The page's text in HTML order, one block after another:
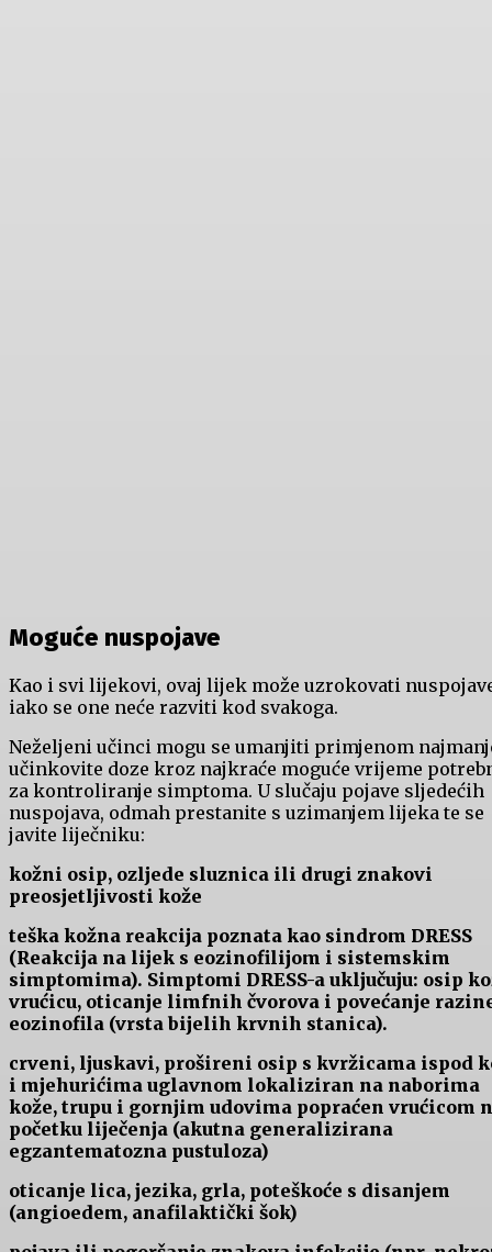
Moguće nuspojave
Kao i svi lijekovi, ovaj lijek može uzrokovati
iako se one neće razviti kod svakoga.
Neželjeni učinci mogu se umanjiti primjenom
učinkovite doze kroz najkraće moguće vrijeme
za kontroliranje simptoma. U slučaju pojave sljedećih
nuspojava, odmah prestanite s uzimanjem lijeka te se
javite liječniku:
kožni osip, ozljede sluznica ili drugi znakovi
preosjetljivosti kože
teška kožna reakcija poznata kao sindrom DRESS
(Reakcija na lijek s eozinofilijom i sistemskim
simptomima). Simptomi DRESS-a uključuju: osip
vrućicu, oticanje limfnih čvorova i povećanje
eozinofila (vrsta bijelih krvnih stanica).
crveni, ljuskavi, prošireni osip s kvržicama ispod
i mjehurićima uglavnom lokaliziran na naborima
kože, trupu i gornjim udovima popraćen vrućicom
početku liječenja (akutna generalizirana
egzantematozna pustuloza)
oticanje lica, jezika, grla, poteškoće s disanjem
(angioedem, anafilaktički šok)